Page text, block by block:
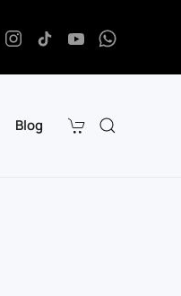
Blog